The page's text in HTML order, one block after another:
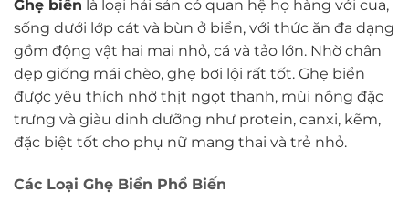
Ghẹ biển là loại hải sản có quan hệ họ hàng với cua,
sống dưới lớp cát và bùn ở biển, với thức ăn đa dạng
gồm động vật hai mai nhỏ, cá và tảo lớn. Nhờ chân
dẹp giống mái chèo, ghẹ bơi lội rất tốt. Ghẹ biển
được yêu thích nhờ thịt ngọt thanh, mùi nồng đặc
trưng và giàu dinh dưỡng như protein, canxi, kẽm,
đặc biệt tốt cho phụ nữ mang thai và trẻ nhỏ.
Các Loại Ghẹ Biển Phổ Biến